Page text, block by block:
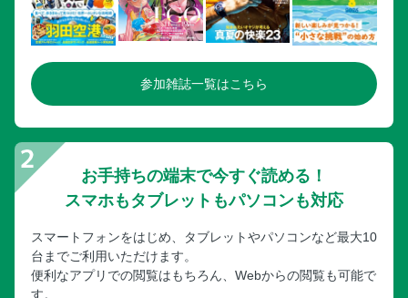
参加雑誌一覧はこちら
お手持ちの端末で今すぐ読める！
スマホもタブレットもパソコンも対応
スマートフォンをはじめ、タブレットやパソコンなど最大10
台までご利用いただけます。
便利なアプリでの閲覧はもちろん、Webからの閲覧も可能で
す。